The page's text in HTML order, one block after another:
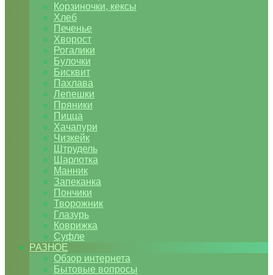
Корзиночки, кексы
Хлеб
Печенье
Хворост
Рогалики
Булочки
Бисквит
Пахлава
Лепешки
Пряники
Пицца
Хачапури
Чизкейк
Штрудель
Шарлотка
Манник
Запеканка
Пончики
Творожник
Глазурь
Коврижка
Суфле
РАЗНОЕ
Обзор интернета
Бытовые вопросы